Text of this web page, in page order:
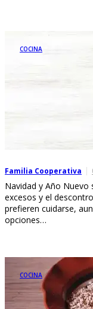
COCINA
Familia Cooperativa
Navidad y Año Nuevo
excesos y el
prefieren cuidarse,
opciones…
COCINA